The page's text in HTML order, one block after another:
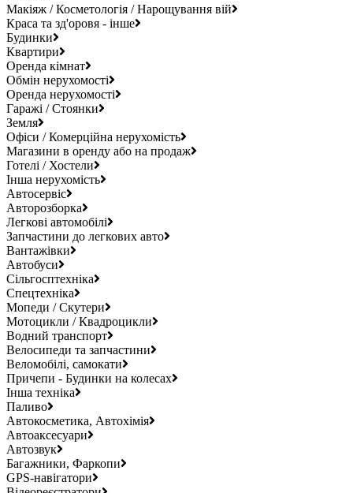
Макіяж / Косметологія / Нарощування вій
Краса та зд'оровя - інше
Будинки
Квартири
Оренда кімнат
Обмін нерухомості
Оренда нерухомості
Гаражі / Стоянки
Земля
Офіси / Комерційна нерухомість
Магазини в оренду або на продаж
Готелі / Хостели
Інша нерухомість
Автосервіс
Авторозборка
Легкові автомобілі
Запчастини до легкових авто
Вантажівки
Автобуси
Сільгосптехніка
Спецтехніка
Мопеди / Скутери
Мотоцикли / Квадроцикли
Водний транспорт
Велосипеди та запчастини
Веломобілі, самокати
Причепи - Будинки на колесах
Інша техніка
Паливо
Автокосметика, Автохімія
Автоаксесуари
Автозвук
Багажники, Фаркопи
GPS-навігатори